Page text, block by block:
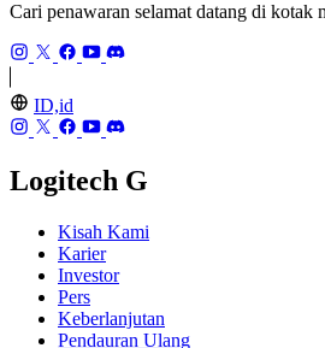
Cari penawaran selamat datang di kotak
ID,id
Logitech G
Kisah Kami
Karier
Investor
Pers
Keberlanjutan
Pendauran Ulang